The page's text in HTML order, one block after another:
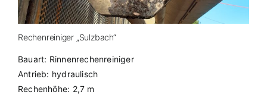
Rechenreiniger „Sulzbach“
Bauart: Rinnenrechenreiniger
Antrieb: hydraulisch
Rechenhöhe: 2,7 m